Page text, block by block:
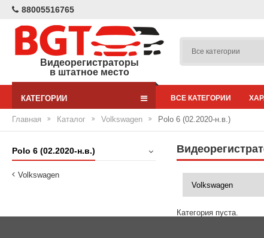
88005516765
Видеорегистраторы
в штатное место
КАТЕГОРИИ ВСЕ КАТЕГОРИИ
Главная Каталог Volkswagen Polo 6 (02.2020-н.в.)
Polo 6 (02.2020-н.в.)
Volkswagen
Категория пуста.